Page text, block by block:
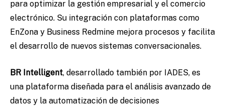
para optimizar la gestión empresarial y el comercio
electrónico. Su integración con plataformas como
EnZona y Business Redmine mejora procesos y facilita
el desarrollo de nuevos sistemas conversacionales.
BR Intelligent, desarrollado también por IADES, es
una plataforma diseñada para el análisis avanzado de
datos y la automatización de decisiones